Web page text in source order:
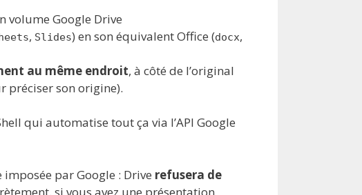
volume Google Drive
, Slides) en son équivalent Office (docx,
au même endroit, à côté de l’original
préciser son origine).
qui automatise tout ça via l’API Google
par Google : Drive refusera de